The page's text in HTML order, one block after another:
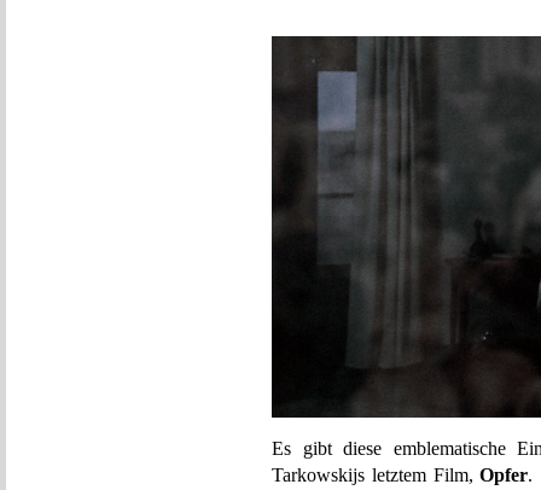
Es gibt diese emblematische
Tarkowskijs letztem Film,Opfer.